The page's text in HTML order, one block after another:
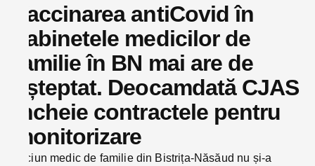
Vaccinarea antiCovid în
cabinetele medicilor de
familie în BN mai are de
așteptat. Deocamdată CJAS
încheie contractele pentru
monitorizare
Niciun medic de familie din Bistrița-Năsăud nu și-a